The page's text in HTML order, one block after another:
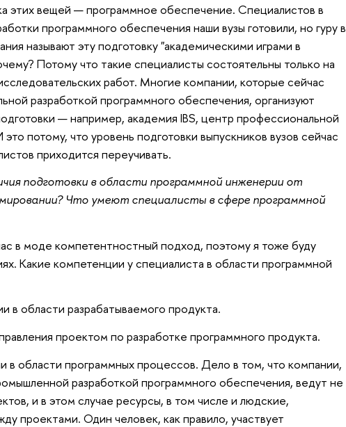
этих вещей — программное обеспечение. Специалистов в
программного обеспечения наши вузы готовили, но гуру в
называют эту подготовку "академическими играми в
Потому что такие специалисты состоятельны только на
работ. Многие компании, которые сейчас
разработкой программного обеспечения, организуют
— например, академия IBS, центр профессиональной
это потому, что уровень подготовки выпускников вузов сейчас
приходится переучивать.
подготовки в области программной инженерии от
Что умеют специалисты в сфере программной
в моде компетентностный подход, поэтому я тоже буду
Какие компетенции у специалиста в области программной
в области разрабатываемого продукта.
проектом по разработке программного продукта.
в области программных процессов. Дело в том, что компании,
разработкой программного обеспечения, ведут не
и в этом случае ресурсы, в том числе и людские,
проектами. Один человек, как правило, участвует